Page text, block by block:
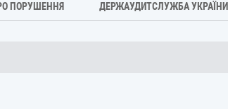
ПОРУШЕННЯ ДЕРЖАУДИТСЛУЖБА УКРАЇНИ